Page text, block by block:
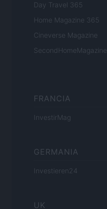
Day Travel 365
Home Magazine 365
Cineverse Magazine
SecondHomeMagazine
FRANCIA
InvestirMag
GERMANIA
Investieren24
UK